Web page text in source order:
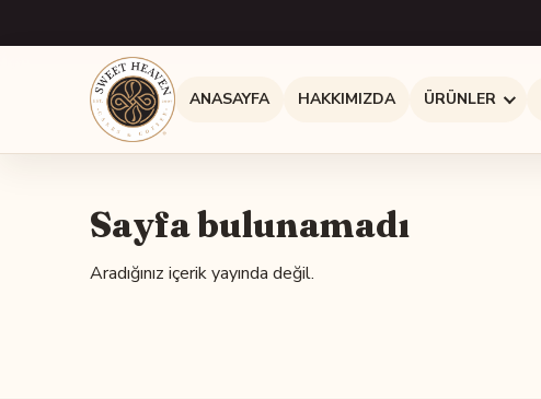
ANASAYFA HAKKIMIZDA ÜRÜNLER
Sayfa bulunamadı
Aradığınız içerik yayında değil.